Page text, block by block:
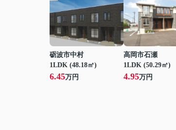
砺波市中村
1LDK (48.18㎡)
6.45万円
高岡市石瀬
1LDK (50.29㎡)
4.95万円